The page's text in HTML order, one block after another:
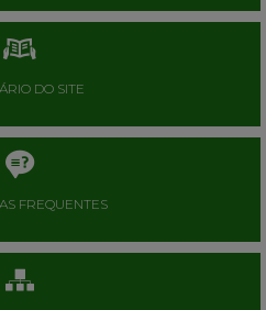
DO SITE
FREQUENTES